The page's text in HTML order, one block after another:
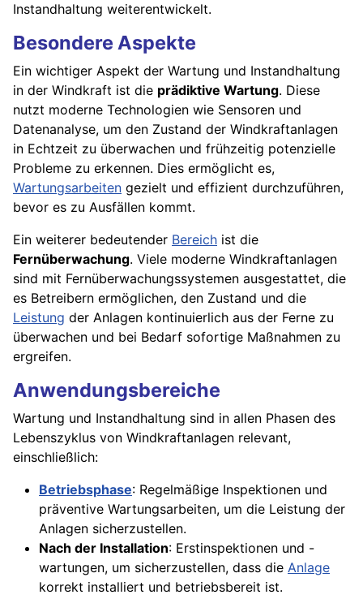
Instandhaltung weiterentwickelt.
Besondere Aspekte
Ein wichtiger Aspekt der Wartung und Instandhaltung
in der Windkraft ist die prädiktive Wartung. Diese
nutzt moderne Technologien wie Sensoren und
Datenanalyse, um den Zustand der Windkraftanlagen
in Echtzeit zu überwachen und frühzeitig potenzielle
Probleme zu erkennen. Dies ermöglicht es,
Wartungsarbeiten gezielt und effizient durchzuführen,
bevor es zu Ausfällen kommt.
Ein weiterer bedeutender Bereich ist die
Fernüberwachung. Viele moderne Windkraftanlagen
sind mit Fernüberwachungssystemen ausgestattet, die
es Betreibern ermöglichen, den Zustand und die
Leistung der Anlagen kontinuierlich aus der Ferne zu
überwachen und bei Bedarf sofortige Maßnahmen zu
ergreifen.
Anwendungsbereiche
Wartung und Instandhaltung sind in allen Phasen des
Lebenszyklus von Windkraftanlagen relevant,
einschließlich:
Betriebsphase: Regelmäßige Inspektionen und
präventive Wartungsarbeiten, um die Leistung der
Anlagen sicherzustellen.
Nach der Installation: Erstinspektionen und -
wartungen, um sicherzustellen, dass die Anlage
korrekt installiert und betriebsbereit ist.